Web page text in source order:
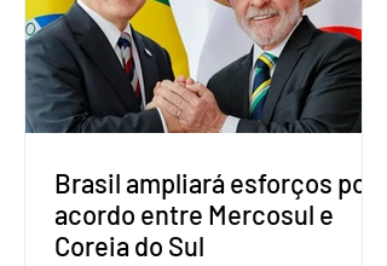
do partido, Eduardo Ribeiro, e do
senador Eduardo Girão, filiado ao Novo
desde fevereiro de 2023. Formado em
administração de empresas pela
Fundaç
Brasil ampliará esforços por
acordo entre Mercosul e
Coreia do Sul